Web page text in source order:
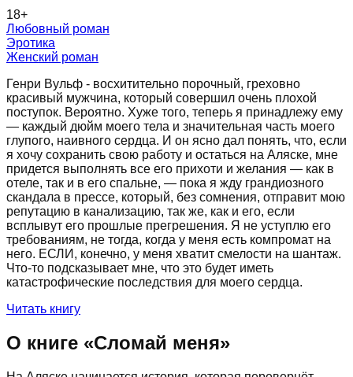
18+
Любовный роман
Эротика
Женский роман
Генри Вульф - восхитительно порочный, греховно
красивый мужчина, который совершил очень плохой
поступок. Вероятно. Хуже того, теперь я принадлежу ему
— каждый дюйм моего тела и значительная часть моего
глупого, наивного сердца. И он ясно дал понять, что, если
я хочу сохранить свою работу и остаться на Аляске, мне
придется выполнять все его прихоти и желания — как в
отеле, так и в его спальне, — пока я жду грандиозного
скандала в прессе, который, без сомнения, отправит мою
репутацию в канализацию, так же, как и его, если
всплывут его прошлые прегрешения. Я не уступлю его
требованиям, не тогда, когда у меня есть компромат на
него. ЕСЛИ, конечно, у меня хватит смелости на шантаж.
Что-то подсказывает мне, что это будет иметь
катастрофические последствия для моего сердца.
Читать книгу
О книге «Сломай меня»